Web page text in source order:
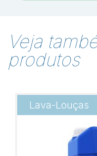
Veja
produtos
Lava-Louças